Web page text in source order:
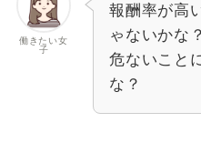
働きたい女
子
報酬率が高
ゃないかな？
危ないこと
な？